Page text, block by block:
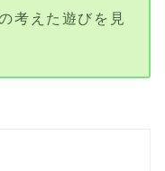
考えた遊びを見